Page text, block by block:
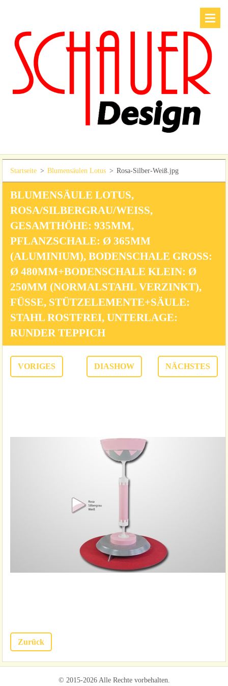
Startseite > Blumensäulen Lotus > Rosa-Silber-Weiß.jpg
BLUMENSÄULE LOTUS,
ROSA/SILBERGRAU/WEISS, G
ESAMTHÖHE: 935MM, P
FLANZSCHALE: Ø 365MM (
ALUMINIUM), BODENSCHALE GROSS: Ø
480MM+BODENSCHALE KLEIN: Ø 25
0MM (NORMALSTAHL VERZINKT), FÜ
SSE, STÜTZELEMENTE+SÄULE: STA
HL ROSTFREI, UNTERLAGE: RUN
DER TEPPICH
VORIGES DIASHOW NÄCHSTES
Zurück
© 2015-2026 Alle Rechte vorbehalten.